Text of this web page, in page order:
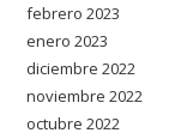
febrero 2023
enero 2023
diciembre 2022
noviembre 2022
octubre 2022